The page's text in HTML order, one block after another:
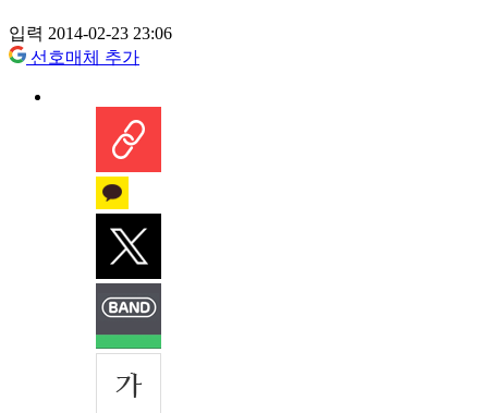
입력 2014-02-23 23:06
선호매체 추가